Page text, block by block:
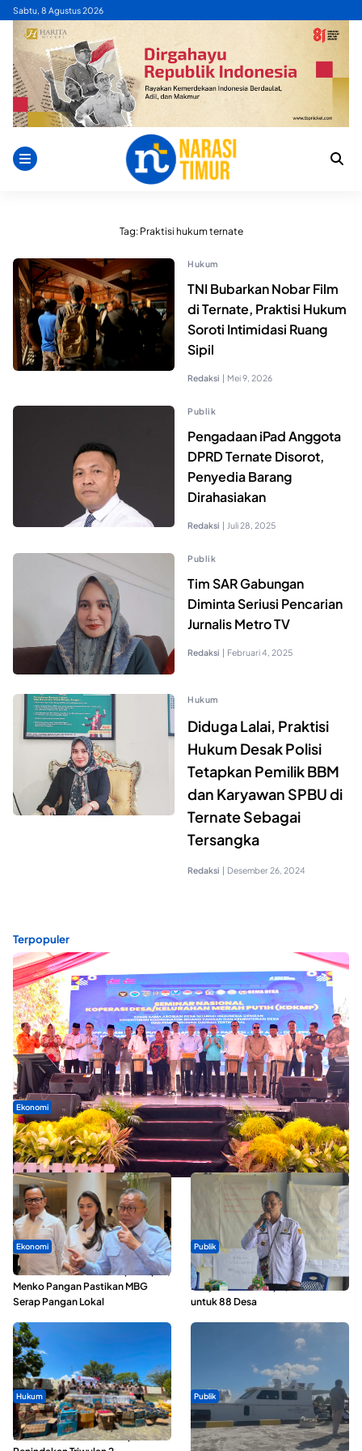
Skip
content
Sabtu, 8 Agustus 2026
Tag: Praktisi hukum ternate
Hukum
TNI Bubarkan Nobar Film
di Ternate, Praktisi Hukum
Soroti Intimidasi Ruang
Sipil
Redaksi | Mei 9, 2026
Publik
Pengadaan iPad Anggota
DPRD Ternate Disorot,
Penyedia Barang
Dirahasiakan
Redaksi | Juli 28, 2025
Publik
Tim SAR Gabungan
Diminta Seriusi Pencarian
Jurnalis Metro TV
Redaksi | Februari 4, 2025
Hukum
Diduga Lalai, Praktisi
Hukum Desak Polisi
Tetapkan Pemilik BBM
dan Karyawan SPBU di
Ternate Sebagai
Tersangka
Redaksi | Desember 26, 2024
Terpopuler
Ekonomi
Seminar di Ternate, Mendes Perkuat Sinergi Percepatan
Kopdes Merah Putih
Ekonomi
SPPG di Maluku Utara Dipercepat,
Menko Pangan Pastikan MBG
Serap Pangan Lokal
Publik
ABDESI Morotai Apresiasi
Penyaluran ADD Rp3,13 Miliar
untuk 88 Desa
Hukum
Polda Maluku Utara Musnahkan
Ribuan Liter Miras Hasil Operasi
Publik
Pelayaran Perdana KM Dodola
Express Terkendala, Baling-baling